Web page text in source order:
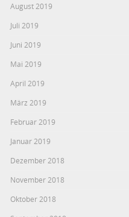
August 2019
Juli 2019
Juni 2019
Mai 2019
April 2019
März 2019
Februar 2019
Januar 2019
Dezember 2018
November 2018
Oktober 2018